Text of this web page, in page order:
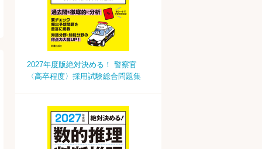
2027年度版絶対決める！ 警察官
〈高卒程度〉採用試験総合問題集